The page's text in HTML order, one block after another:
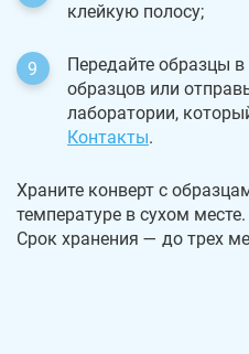
клейкую полосу;
Передайте образцы
образцов или
лаборатории,
Контакты.
Храните конверт с
температуре в сухом месте.
Срок хранения — до трех